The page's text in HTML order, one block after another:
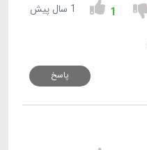
1 1 سال پیش
پاسخ